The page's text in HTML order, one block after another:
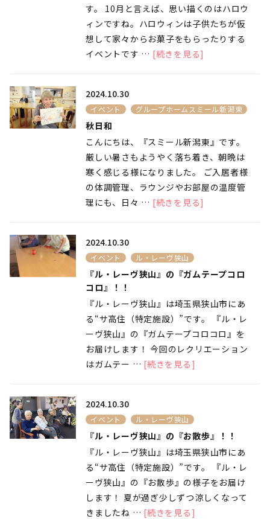
す。 10月と言えば、思い描くのはハロウ
ィンですね。ハロウィンは子供たちが仮
想して家々からお菓子をもらったりする
イベントです … [続きを見る]
2024.10.30
イベント グループホームスミール新潟東
秋日和
こんにちは、『スミール新潟東』です。
厳しい暑さもようやく落ち着き、朝晩は
寒く感じる様になりました。 ご入居者様
の体調管理、ラウンジやお部屋の温度管
理にも、日々 … [続きを見る]
2024.10.30
イベント ル・レーヴ狭山
『ル・レーヴ狭山』の『ガムテープコロ
コロ』！！
『ル・レーヴ狭山』は埼玉県狭山市にあ
る“サ高住（特定施設）”です。 『ル・レ
ーヴ狭山』の『ガムテープコロコロ』を
お届けします！ 今回のレクリエーション
はガムテー … [続きを見る]
2024.10.30
イベント ル・レーヴ狭山
『ル・レーヴ狭山』の『お散歩』！！
『ル・レーヴ狭山』は埼玉県狭山市にあ
る“サ高住（特定施設）”です。 『ル・レ
ーヴ狭山』の『お散歩』の様子をお届け
します！ 夏が過ぎ少しずつ涼しくなって
きましたね … [続きを見る]